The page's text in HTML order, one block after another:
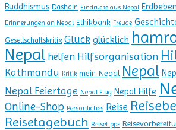
Buddhismus Dashain Eindrücke aus Nepal Erdbeben
Erinnerungen an Nepal Ethikbank Freude
Gesellschaftskritik Glück glücklich
Nepal helfen Hilfsorganisation
Kathmandu Kritik mein-Nepal Nepal
Nepal Feiertage Nepal Flug Nepal Hilfe
Online-Shop Persönliches Reise
Reisetagebuch Reisetipps